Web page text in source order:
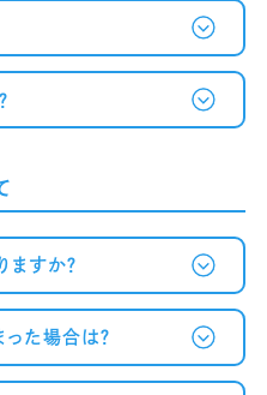
ますか？
た場合は？